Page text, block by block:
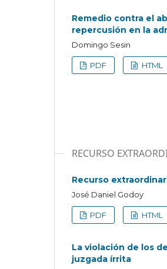
Remedio contra el
repercusión en la
Domingo Sesin
PDF HTML
RECURSO
Recurso
José Daniel Godoy
PDF HTML
La violación de los
juzgada írrita